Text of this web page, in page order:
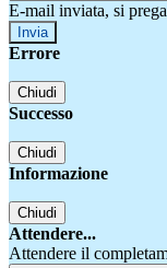
E-mail inviata, si
Errore
Chiudi
Successo
Chiudi
Informazione
Chiudi
Attendere...
Attendere il